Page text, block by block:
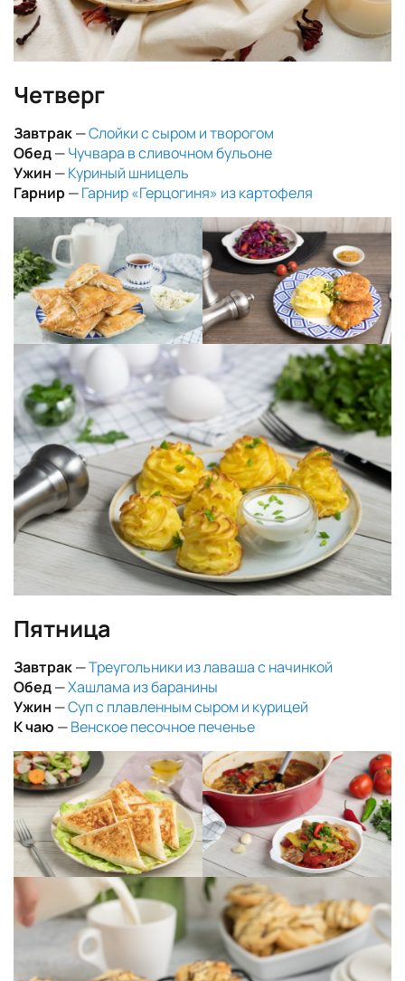
Четверг
Завтрак—Слойки с сыром и творогом
Обед—Чучвара в сливочном бульоне
Ужин —Куриный шницель
Гарнир—Гарнир «Герцогиня» из картофеля
Пятница
Завтрак—Треугольники из лаваша с начинкой
Обед—Хашлама из баранины
Ужин —Суп с плавленным сыром и курицей
К чаю —Венское песочное печенье